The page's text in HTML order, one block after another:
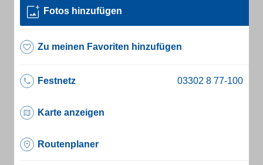
Fotos hinzufügen
Zu meinen Favoriten hinzufügen
Festnetz
Karte anzeigen
Routenplaner